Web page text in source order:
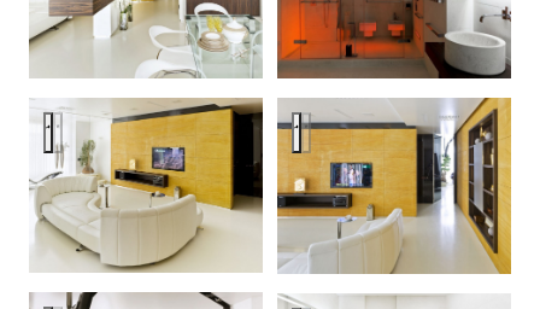
Квартира в Триумф палас 180 м2Квартира в Триумф палас